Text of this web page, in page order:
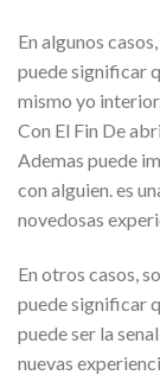
En algunos
puede significar
mismo yo
Con El Fin De
Ademas puede
con alguien. es
novedosas
En otros casos,
puede significar
puede ser la
nuevas